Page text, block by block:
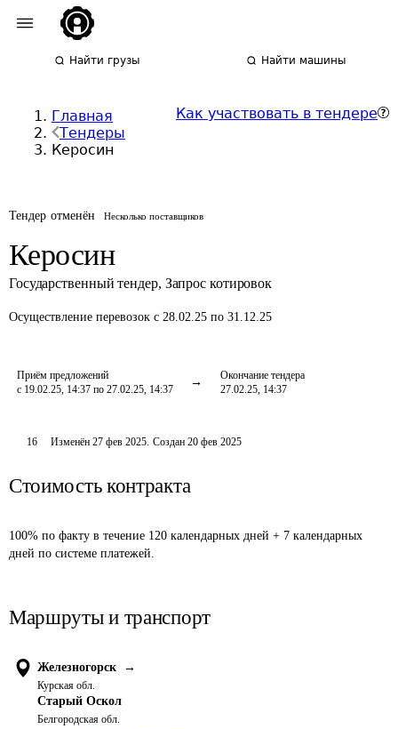
Найти грузы Найти машины
Главная
Тендеры
Керосин
Как участвовать в тендере
Тендер отменён Несколько поставщиков
Керосин
Государственный тендер, Запрос котировок
Осуществление перевозок с 28.02.25 по 31.12.25
Приём предложений
с 19.02.25, 14:37 по 27.02.25, 14:37
Окончание тендера
27.02.25, 14:37
16 Изменён27 фев 2025. Создан 20 фев 2025
Стоимость контракта
100% по факту в течение 120 календарных дней + 7 календарных
дней по системе платежей.
Маршруты и транспорт
Железногорск →
Курская обл.
Старый Оскол
Белгородская обл.